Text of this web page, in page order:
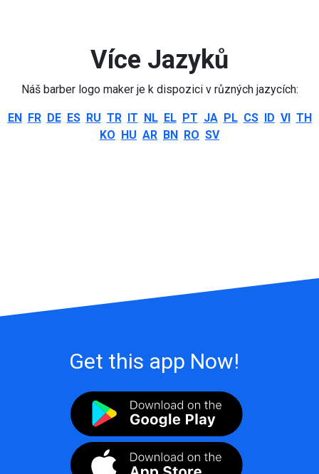
Více Jazyků
Náš barber logo maker je k dispozici v různých jazycích:
EN FR DE ES RU TR IT NL EL PT JA PL CS ID VI TH
KO HU AR BN RO SV
Get this app Now!